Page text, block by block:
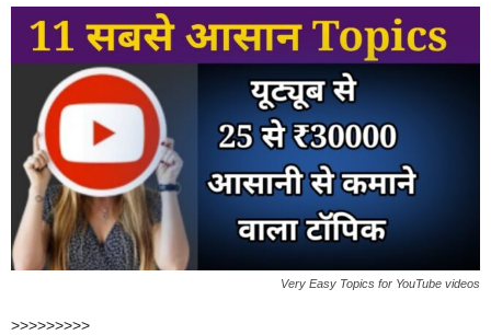
Very Easy Topics for YouTube videos
>>>>>>>>>